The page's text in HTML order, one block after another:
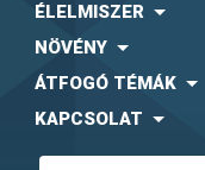
ÉLELMISZER
NÖVÉNY
ÁTFOGÓ TÉMÁK
KAPCSOLAT